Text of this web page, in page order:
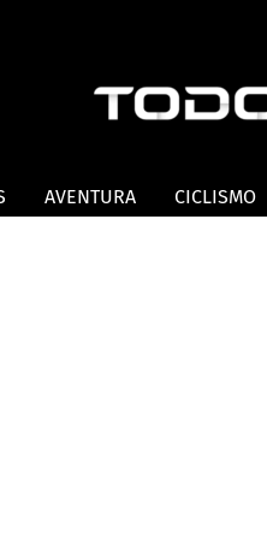
AVENTURA CICLISMO